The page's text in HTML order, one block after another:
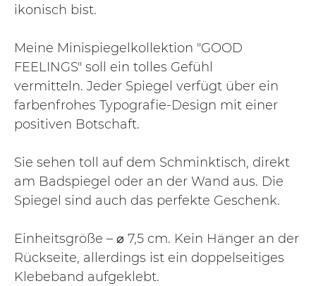
ikonisch bist.
Meine Minispiegelkollektion "GOOD
FEELINGS" soll ein tolles Gefühl
vermitteln. Jeder Spiegel verfügt über ein
farbenfrohes Typografie-Design mit einer
positiven Botschaft.
Sie sehen toll auf dem Schminktisch, direkt
am Badspiegel oder an der Wand aus. Die
Spiegel sind auch das perfekte Geschenk.
Einheitsgröße – ⌀ 7,5 cm. Kein Hänger an der
Rückseite, allerdings ist ein doppelseitiges
Klebeband aufgeklebt.